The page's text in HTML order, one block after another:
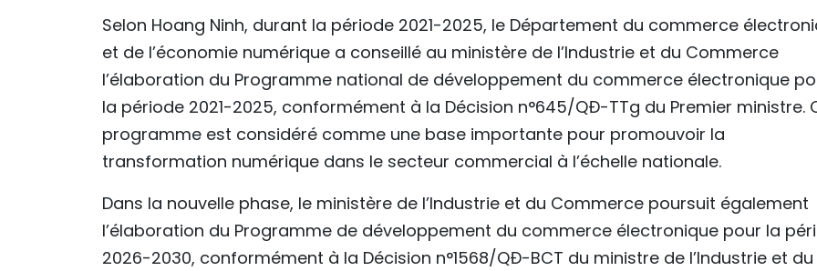
Selon Hoang Ninh, durant la période 2021-2025, le Département du commerce
et de l’économie numérique a conseillé au ministère de l’Industrie et du Commerce
l’élaboration du Programme national de développement du commerce électronique
la période 2021-2025, conformément à la Décision n°645/QĐ-TTg du Premier ministre.
programme est considéré comme une base importante pour promouvoir la
transformation numérique dans le secteur commercial à l’échelle nationale.
Dans la nouvelle phase, le ministère de l’Industrie et du Commerce poursuit également
l’élaboration du Programme de développement du commerce électronique pour la
2026-2030, conformément à la Décision n°1568/QĐ-BCT du ministre de l’Industrie et du